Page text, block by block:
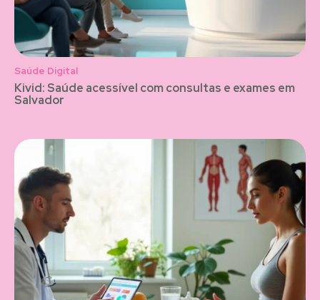
Saúde Digital
Kivid: Saúde acessível com consultas e exames em
Salvador